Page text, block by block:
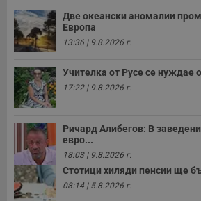
Две океански аномалии
Европа
13:36 | 9.8.2026 г.
Учителка от Русе се нуждае
17:22 | 9.8.2026 г.
Ричард Алибегов: В
евро...
18:03 | 9.8.2026 г.
Стотици хиляди пенсии ще
08:14 | 5.8.2026 г.